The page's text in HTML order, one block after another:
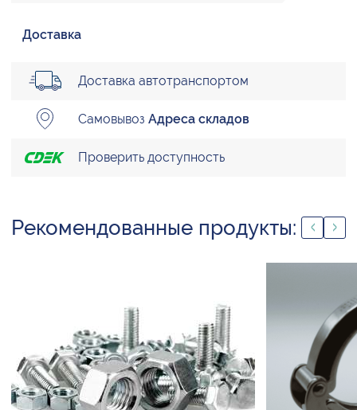
Доставка
Доставка автотранспортом
Самовывоз Адреса складов
Проверить доступность
Рекомендованные продукты: